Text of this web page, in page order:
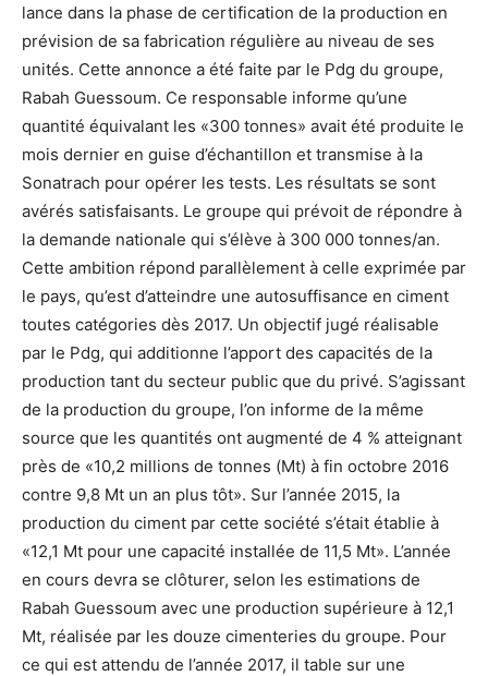
lance dans la phase de certification de la production en
prévision de sa fabrication régulière au niveau de ses
unités. Cette annonce a été faite par le Pdg du groupe,
Rabah Guessoum. Ce responsable informe qu’une
quantité équivalant les «300 tonnes» avait été produite le
mois dernier en guise d’échantillon et transmise à la
Sonatrach pour opérer les tests. Les résultats se sont
avérés satisfaisants. Le groupe qui prévoit de répondre à
la demande nationale qui s’élève à 300 000 tonnes/an.
Cette ambition répond parallèlement à celle exprimée par
le pays, qu’est d’atteindre une autosuffisance en ciment
toutes catégories dès 2017. Un objectif jugé réalisable
par le Pdg, qui additionne l’apport des capacités de la
production tant du secteur public que du privé. S’agissant
de la production du groupe, l’on informe de la même
source que les quantités ont augmenté de 4 % atteignant
près de «10,2 millions de tonnes (Mt) à fin octobre 2016
contre 9,8 Mt un an plus tôt». Sur l’année 2015, la
production du ciment par cette société s’était établie à
«12,1 Mt pour une capacité installée de 11,5 Mt». L’année
en cours devra se clôturer, selon les estimations de
Rabah Guessoum avec une production supérieure à 12,1
Mt, réalisée par les douze cimenteries du groupe. Pour
ce qui est attendu de l’année 2017, il table sur une